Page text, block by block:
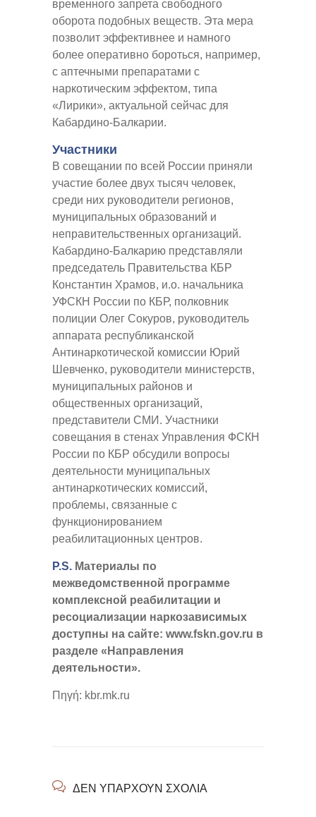
временного запрета свободного
оборота подобных веществ. Эта мера
позволит эффективнее и намного
более оперативно бороться, например,
с аптечными препаратами с
наркотическим эффектом, типа
«Лирики», актуальной сейчас для
Кабардино-Балкарии.
Участники
В совещании по всей России приняли
участие более двух тысяч человек,
среди них руководители регионов,
муниципальных образований и
неправительственных организаций.
Кабардино-Балкарию представляли
председатель Правительства КБР
Константин Храмов, и.о. начальника
УФСКН России по КБР, полковник
полиции Олег Сокуров, руководитель
аппарата республиканской
Антинаркотической комиссии Юрий
Шевченко, руководители министерств,
муниципальных районов и
общественных организаций,
представители СМИ. Участники
совещания в стенах Управления ФСКН
России по КБР обсудили вопросы
деятельности муниципальных
антинаркотических комиссий,
проблемы, связанные с
функционированием
реабилитационных центров.
P.S. Материалы по
межведомственной программе
комплексной реабилитации и
ресоциализации наркозависимых
доступны на сайте: www.fskn.gov.ru в
разделе «Направления
деятельности».
Πηγή: kbr.mk.ru
ΔΕΝ ΥΠΆΡΧΟΥΝ ΣΧΌΛΙΑ